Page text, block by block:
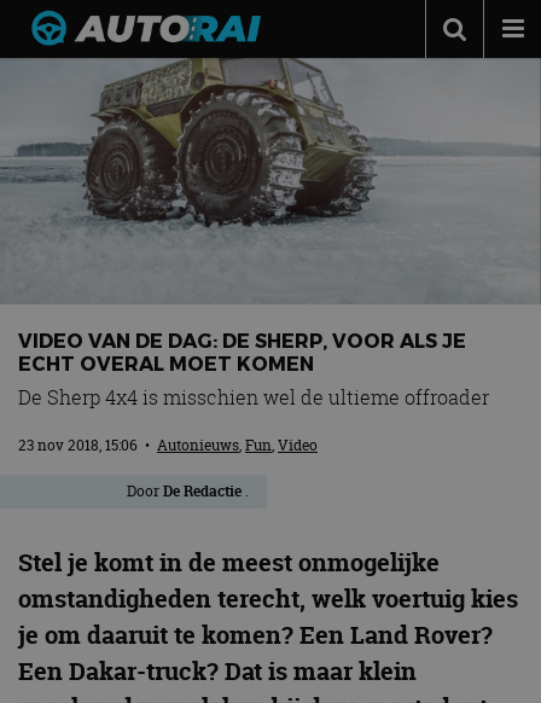
Autonieuws
Podcast
Autotests
Automerken
Contact
MotorRAI.nl
VIDEO VAN DE DAG: DE SHERP, VOOR ALS JE
ECHT OVERAL MOET KOMEN
De Sherp 4x4 is misschien wel de ultieme offroader
23 nov 2018, 15:06 • Autonieuws,Fun,Video
DoorDe Redactie .
Stel je komt in de meest onmogelijke
omstandigheden terecht, welk voertuig kies
je om daaruit te komen? Een Land Rover?
Een Dakar-truck? Dat is maar klein